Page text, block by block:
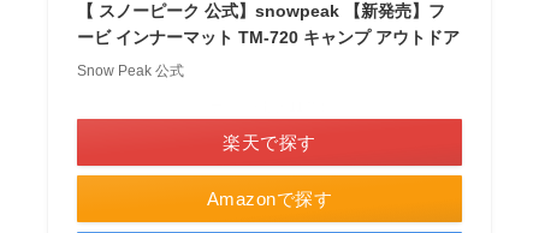
【 スノーピーク 公式】snowpeak 【新発売】フ
ービ インナーマット TM-720 キャンプ アウトドア
Snow Peak 公式
Amazonで探す
楽天で探す